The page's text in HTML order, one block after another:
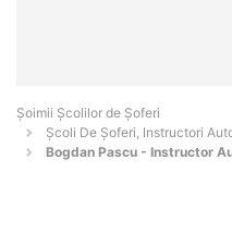
Şoimii Școlilor de Șoferi
Școli De Șoferi, Instructori
Bogdan Pascu - Instructor